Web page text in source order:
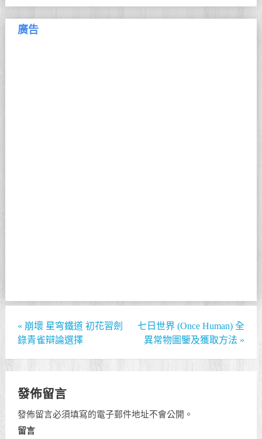
廣告
« 崩壞 星穹鐵道 初花習劍
錄青雀辯論選擇
七日世界 (Once Human) 全
異常物圖鑒及獲取方法 »
發佈留言
發佈留言必須填寫的電子郵件地址不會公開。
留言